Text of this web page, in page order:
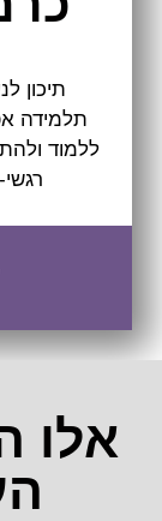
תיכון
תלמידה
ללמוד
אלו